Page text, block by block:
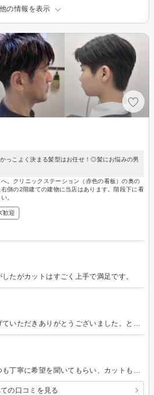
の情報を表示
っこよく決まる髪型はお任せ！◎髪にお悩みの男
。クリニックステーション（赤色の看板）の奥の
側の2階建ての建物に当店はあります。階段下に看
。
歓迎
たがカットはすごく上手で満足です。
の口コミを見る